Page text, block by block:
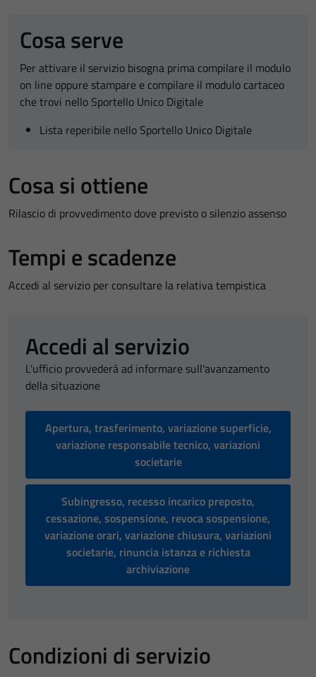
Cosa serve
Per attivare il servizio bisogna prima compilare il modulo
on line oppure stampare e compilare il modulo cartaceo
che trovi nello Sportello Unico Digitale
Lista reperibile nello Sportello Unico Digitale
Cosa si ottiene
Rilascio di provvedimento dove previsto o silenzio assenso
Tempi e scadenze
Accedi al servizio per consultare la relativa tempistica
Accedi al servizio
L'ufficio provvederà ad informare sull'avanzamento
della situazione
Apertura, trasferimento, variazione superficie,
variazione responsabile tecnico, variazioni
societarie
Subingresso, recesso incarico preposto,
cessazione, sospensione, revoca sospensione,
variazione orari, variazione chiusura, variazioni
societarie, rinuncia istanza e richiesta
archiviazione
Condizioni di servizio